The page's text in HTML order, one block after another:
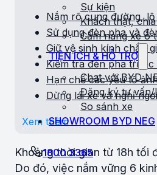
Sự kiện
Khách thật,
Cẩm nang xe ô
TIỆN ÍCH & HỖ TRỢ
Chat với BYD
Đăng ký tư vấn/
So sánh xe
SHOWROOM BYD NEG
1800 3365
Nắm rõ cung đường,
Sử dụng đèn pha và
Giữ vệ sinh kính chắn
Kiểm tra đèn pha
Hạn chế các yếu tố
Dừng lái xe và nghỉ
Xem thêm
Khoảng thời gian từ 18h tối
Do đó, việc nắm vững 6